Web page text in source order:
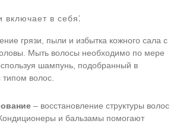
включает в себя⁚
грязи, пыли и избытка кожного сала с
Мыть волосы необходимо по мере
шампунь, подобранный в
типом волос.
– восстановление структуры волос
и бальзамы помогают